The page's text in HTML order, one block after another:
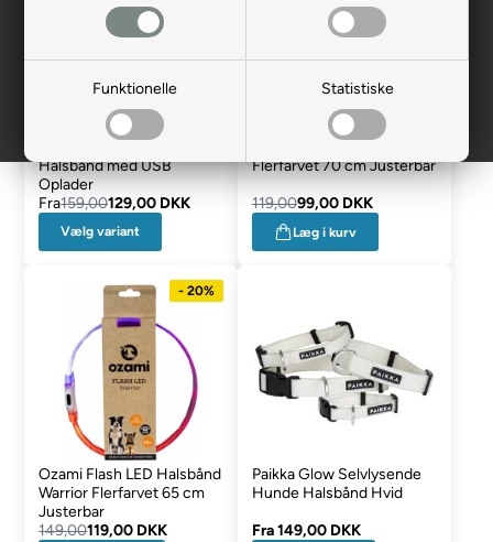
Funktionelle Statistiske
Halsbånd med USB
Oplader
Fra159,00129,00 DKK
Vælg variant
Flerfarvet 70 cm Justerbar
119,0099,00 DKK
Læg i kurv
- 20%
Ozami Flash LED Halsbånd
Warrior Flerfarvet 65 cm
Justerbar
149,00119,00 DKK
Paikka Glow Selvlysende
Hunde Halsbånd Hvid
Fra149,00 DKK